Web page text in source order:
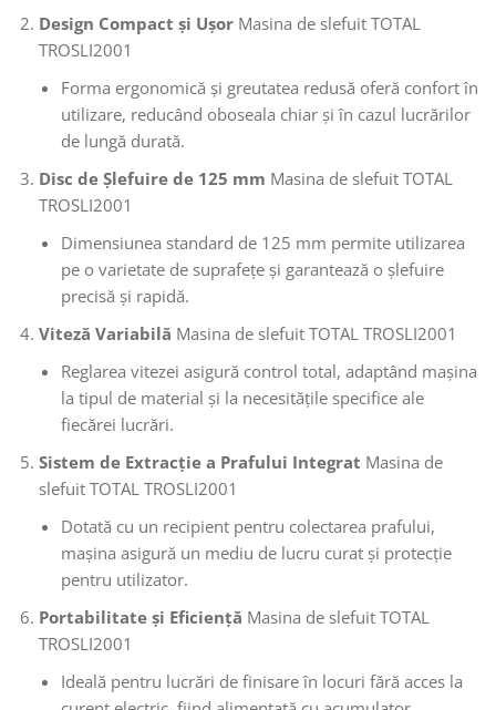
Design Compact și Ușor Masina de slefuit TOTAL
TROSLI2001
Forma ergonomică și greutatea redusă oferă confort în
utilizare, reducând oboseala chiar și în cazul lucrărilor
de lungă durată.
Disc de Șlefuire de 125 mm Masina de slefuit TOTAL
TROSLI2001
Dimensiunea standard de 125 mm permite utilizarea
pe o varietate de suprafețe și garantează o șlefuire
precisă și rapidă.
Viteză Variabilă Masina de slefuit TOTAL TROSLI2001
Reglarea vitezei asigură control total, adaptând mașina
la tipul de material și la necesitățile specifice ale
fiecărei lucrări.
Sistem de Extracție a Prafului Integrat Masina de
slefuit TOTAL TROSLI2001
Dotată cu un recipient pentru colectarea prafului,
mașina asigură un mediu de lucru curat și protecție
pentru utilizator.
Portabilitate și Eficiență Masina de slefuit TOTAL
TROSLI2001
Ideală pentru lucrări de finisare în locuri fără acces la